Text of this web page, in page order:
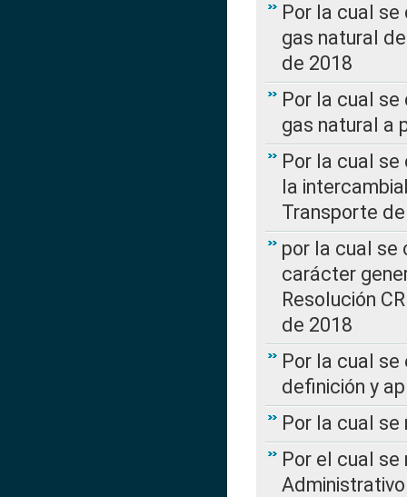
Por la cual
gas natural
de 2018
Por la cual
gas natural a
Por la cual
la
Transporte
por la cual se
carácter
Resolución
de 2018
Por la cual
definición y
Por la cual
Por el cual